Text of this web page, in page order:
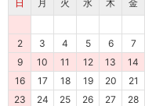
日 月 火 水 木 金
2
3 4 5 6 7
9
10 11 12 13 14
16
17 18 19 20 21
23
24 25 26 27 28